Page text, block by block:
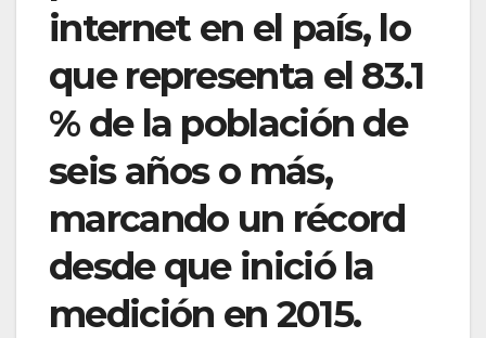
internet en el país, lo
que representa el 83.1
% de la población de
seis años o más,
marcando un récord
desde que inició la
medición en 2015.